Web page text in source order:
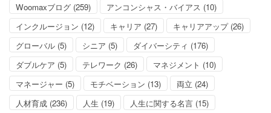
Woomaxブログ (259) アンコンシャス・バイアス (10)
インクルージョン (12) キャリア (27) キャリアアップ(26)
グローバル (5) シニア (5) ダイバーシティ (176)
ダブルケア (5) テレワーク (26) マネジメント (10)
マネージャー (5) モチベーション (13) 両立 (24)
人材育成 (236) 人生 (19) 人生に関する名言 (15)